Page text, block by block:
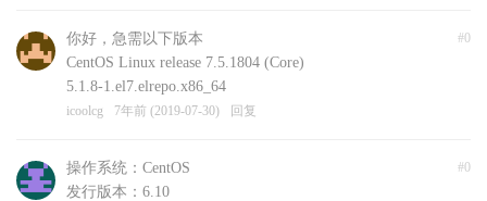
#0
你好，急需以下版本
CentOS Linux release 7.5.1804 (Core)
5.1.8-1.el7.elrepo.x86_64
icoolcg 7年前 (2019-07-30) 回复
#0
操作系统：CentOS
发行版本：6.10